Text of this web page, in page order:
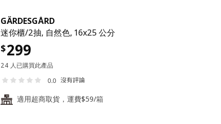
GÄRDESGÅRD
迷你櫃/2抽, 自然色, 16x25 公分
$299
24 人已購買此產品
0.0 沒有評論
24 適用超商取貨，運費$59/箱